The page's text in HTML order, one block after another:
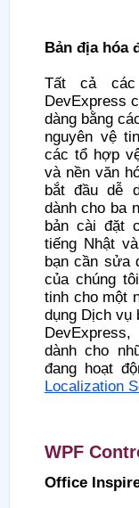
Bản địa hóa
Tất cả
DevExpress
dàng bằng
nguyên vệ
các tổ hợp
và nền văn
bắt đầu dễ
dành cho ba
bản cài đặt
tiếng Nhật
bạn cần sửa
của chúng
tinh cho một
dụng Dịch vụ
dành cho
đang hoạt
Localization
WPF
Office